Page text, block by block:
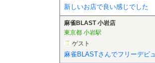
新しいお店で良い感じでした
麻雀BLAST 小岩店
東京都 小岩駅
ゲスト